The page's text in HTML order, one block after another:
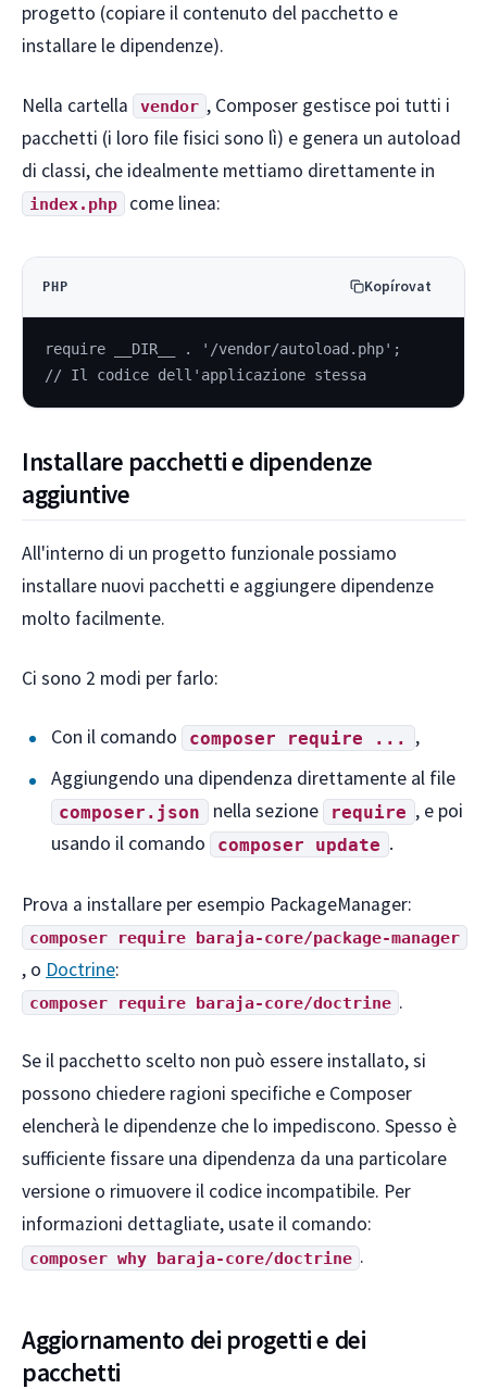
progetto (copiare il contenuto del pacchetto e
installare le dipendenze).
Nella cartella vendor , Composer gestisce poi tutti i
pacchetti (i loro file fisici sono lì) e genera un autoload
di classi, che idealmente mettiamo direttamente in
index.php come linea:
PHP Kopírovat
require __DIR__ . '/vendor/autoload.php';
// Il codice dell'applicazione stessa
Installare pacchetti e dipendenze
aggiuntive
All'interno di un progetto funzionale possiamo
installare nuovi pacchetti e aggiungere dipendenze
molto facilmente.
Ci sono 2 modi per farlo:
Con il comando composer require ...
,
Aggiungendo una dipendenza direttamente al file
composer.json nella sezione require , e poi
usando il comando
composer update .
Prova a installare per esempio PackageManager:
composer require baraja-core/package-manager
, o Doctrine:
composer require baraja-core/doctrine .
Se il pacchetto scelto non può essere installato, si
possono chiedere ragioni specifiche e Composer
elencherà le dipendenze che lo impediscono. Spesso è
sufficiente fissare una dipendenza da una particolare
versione o rimuovere il codice incompatibile. Per
informazioni dettagliate, usate il comando:
composer why baraja-core/doctrine .
Aggiornamento dei progetti e dei
pacchetti